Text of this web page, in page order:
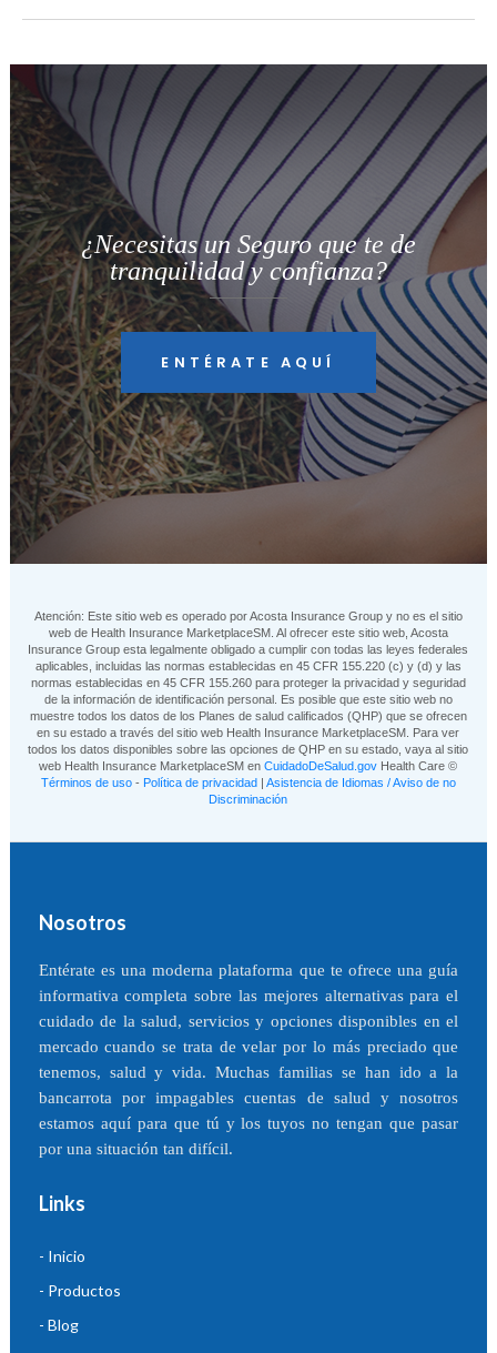
¿Necesitas un Seguro que te de
tranquilidad y confianza?
ENTÉRATE AQUÍ
Atención: Este sitio web es operado por Acosta Insurance Group y no es el sitio
web de Health Insurance MarketplaceSM. Al ofrecer este sitio web, Acosta
Insurance Group esta legalmente obligado a cumplir con todas las leyes federales
aplicables, incluidas las normas establecidas en 45 CFR 155.220 (c) y (d) y las
normas establecidas en 45 CFR 155.260 para proteger la privacidad y seguridad
de la información de identificación personal. Es posible que este sitio web no
muestre todos los datos de los Planes de salud calificados (QHP) que se ofrecen
en su estado a través del sitio web Health Insurance MarketplaceSM. Para ver
todos los datos disponibles sobre las opciones de QHP en su estado, vaya al sitio
web Health Insurance MarketplaceSM enCuidadoDeSalud.gov Health Care ©
Términos de uso- Política de privacidad| Asistencia de Idiomas / Aviso de no
Discriminación
Nosotros
Entérate es una moderna plataforma que te ofrece una guía
informativa completa sobre las mejores alternativas para el
cuidado de la salud, servicios y opciones disponibles en el
mercado cuando se trata de velar por lo más preciado que
tenemos, salud y vida. Muchas familias se han ido a la
bancarrota por impagables cuentas de salud y nosotros
estamos aquí para que tú y los tuyos no tengan que pasar
por una situación tan difícil.
Links
- Inicio
- Productos
- Blog